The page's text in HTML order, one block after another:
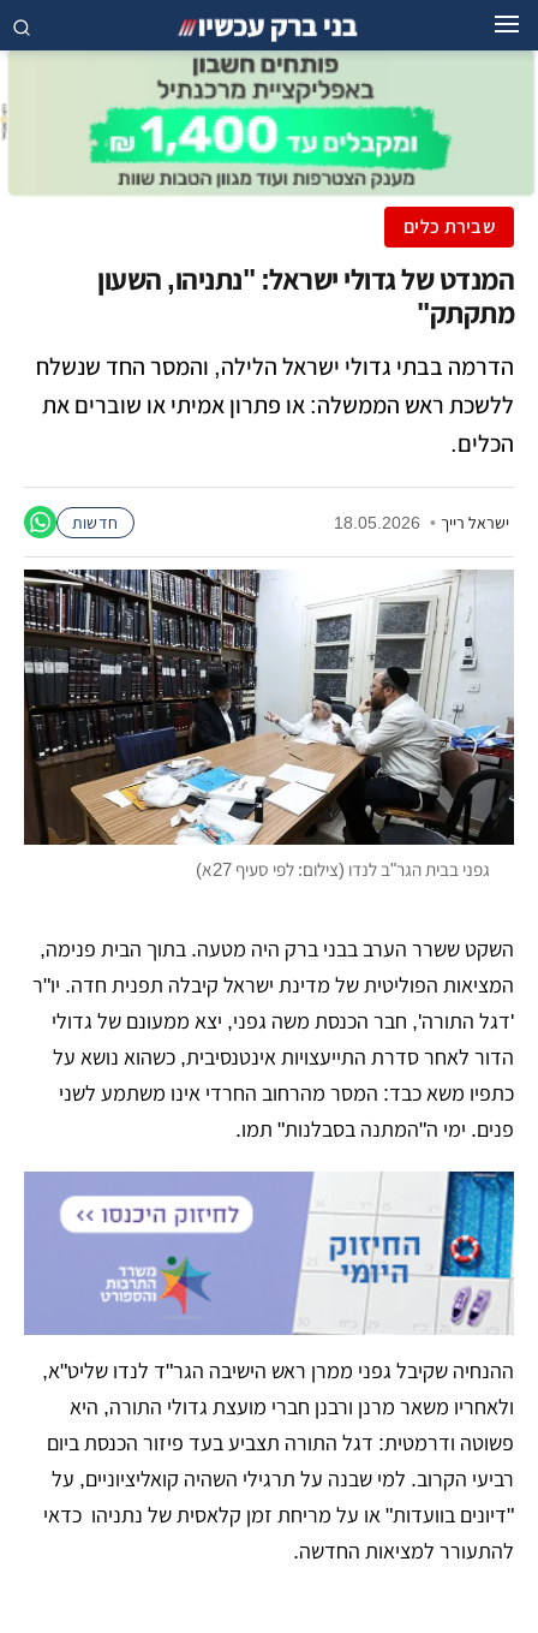
שבירת כלים
המנדט של גדולי ישראל: "נתניהו, השעון
מתקתק"
הדרמה בבתי גדולי ישראל הלילה, והמסר החד שנשלח
ללשכת ראש הממשלה: או פתרון אמיתי או שוברים את
הכלים.
ישראל רייך •
18.05.2026 חדשות
גפני בבית הגר"ב לנדו (צילום: לפי סעיף 27א)
השקט ששרר הערב בבני ברק היה מטעה. בתוך הבית פנימה,
המציאות הפוליטית של מדינת ישראל קיבלה תפנית חדה. יו"ר
'דגל התורה', חבר הכנסת משה גפני, יצא ממעונם של גדולי
הדור לאחר סדרת התייעצויות אינטנסיבית, כשהוא נושא על
כתפיו משא כבד: המסר מהרחוב החרדי אינו משתמע לשני
פנים. ימי ה"המתנה בסבלנות" תמו.
​ההנחיה שקיבל גפני ממרן ראש הישיבה הגר"ד לנדו שליט"א,
ולאחריו משאר מרנן ורבנן חברי מועצת גדולי התורה, היא
פשוטה ודרמטית: דגל התורה תצביע בעד פיזור הכנסת ביום
רביעי הקרוב. למי שבנה על תרגילי השהיה קואליציוניים, על
"דיונים בוועדות" או על מריחת זמן קלאסית של נתניהו כדאי
להתעורר למציאות החדשה.